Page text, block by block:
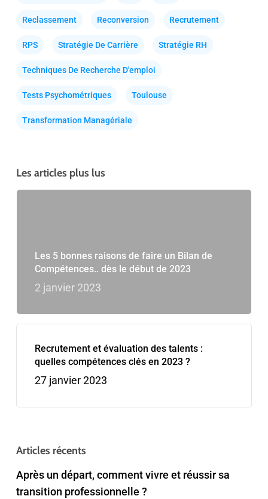
Reclassement Reconversion Recrutement
RPS Stratégie De Carrière Stratégie RH
Techniques De Recherche D'emploi
Tests Psychométriques Toulouse
Transformation Managériale
Les articles plus lus
Les 5 bonnes raisons de faire un Bilan de
Compétences.. dès le début de 2023
2 janvier 2023
Recrutement et évaluation des talents :
quelles compétences clés en 2023 ?
27 janvier 2023
Articles récents
Après un départ, comment vivre et réussir sa
transition professionnelle ?